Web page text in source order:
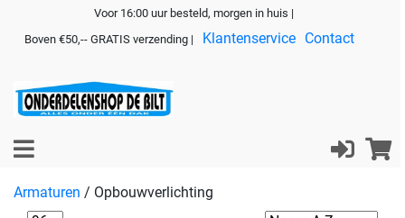
Voor 16:00 uur besteld, morgen in huis |
Boven €50,-- GRATIS verzending |
Klantenservice Contact
Armaturen / Opbouwverlichting